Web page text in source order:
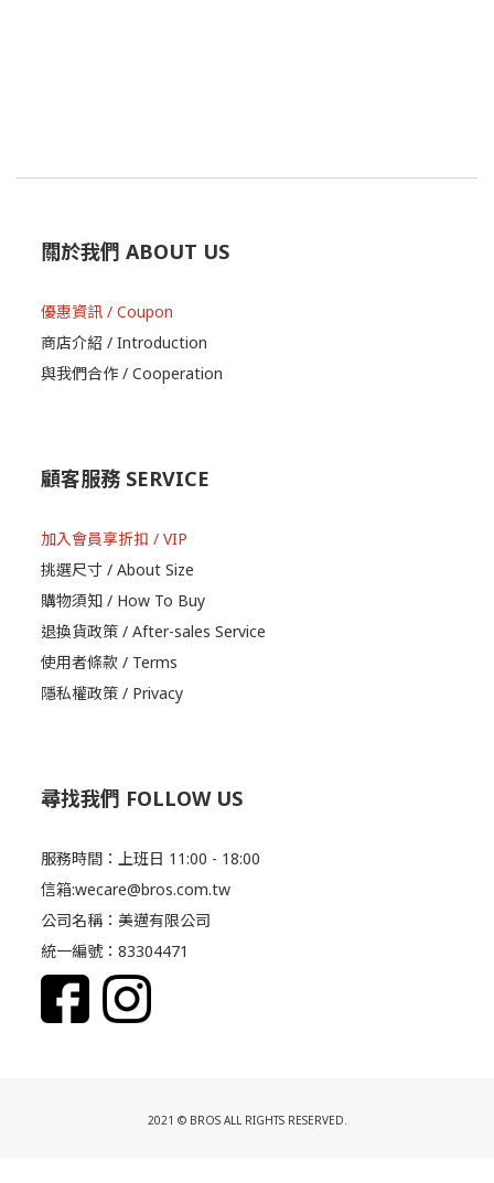
關於我們 ABOUT US
優惠資訊 / Coupon
商店介紹 / Introduction
與我們合作 / Cooperation
顧客服務 SERVICE
加入會員享折扣 / VIP
挑選尺寸 / About Size
購物須知 / How To Buy
退換貨政策 / After-sales Service
使用者條款 / Terms
隱私權政策 / Privacy
尋找我們 FOLLOW US
服務時間：上班日 11:00 - 18:00
信箱:wecare@bros.com.tw
公司名稱：美邁有限公司
統一編號：83304471
2021 © BROS ALL RIGHTS RESERVED.